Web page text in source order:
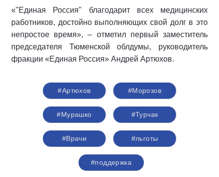
«"Единая Россия" благодарит всех медицинских
работников, достойно выполняющих свой долг в это
непростое время», – отметил первый заместитель
председателя Тюменской облдумы, руководитель
фракции «Единая Россия» Андрей Артюхов.
#Артюхов #Морозов
#Мурашко #Турчак
#Врачи #льготы
#поддержка